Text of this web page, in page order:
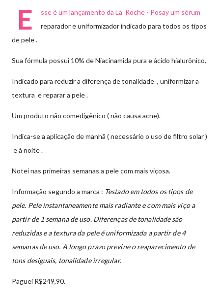
E
sse é um lançamento da La Roche - Posay um sérum
reparador e uniformizador indicado para todos os tipos
de pele .
Sua fórmula possui 10% de Niacinamida pura e ácido hialurônico.
Indicado para reduzir a diferença de tonalidade , uniformizar a
textura e reparar a pele .
Um produto não comedigênico ( não causa acne).
Indica-se a aplicação de manhã ( necessário o uso de filtro solar )
e à noite .
Notei nas primeiras semanas a pele com mais viçosa.
Informação segundo a marca : Testado em todos os tipos de
pele. Pele instantaneamente mais radiante e com mais viço a
partir de 1 semana de uso. Diferenças de tonalidade são
reduzidas e a textura da pele é uniformizada a partir de 4
semanas de uso. A longo prazo previne o reaparecimento de
tons desiguais, tonalidade irregular.
Paguei R$249,90.